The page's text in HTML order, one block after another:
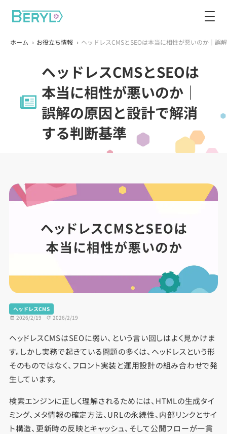
ホーム お役立ち情報 ヘッドレスCMSとSEOは本当に相性が悪いのか｜誤
ヘッドレスCMSとSEOは
本当に相性が悪いのか｜
誤解の原因と設計で解消
する判断基準
ヘッドレスCMS
2026/2/19
2026/2/19
ヘッドレスCMSはSEOに弱い、という言い回しはよく見かけま
す。しかし実務で起きている問題の多くは、ヘッドレスという形
そのものではなく、フロント実装と運用設計の組み合わせで発
生しています。
検索エンジンに正しく理解されるためには、HTMLの生成タイ
ミング、メタ情報の確定方法、URLの永続性、内部リンクとサイ
ト構造、更新時の反映とキャッシュ、そして公開フローが一貫